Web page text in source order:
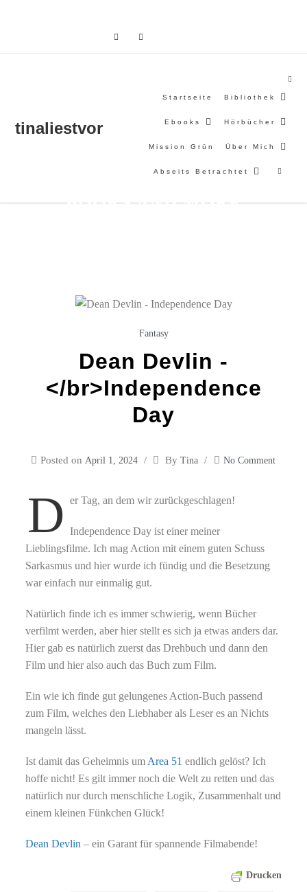
tinaliestvor
Startseite Bibliothek
Ebooks Hörbücher
Mission Grün Über Mich
Abseits Betrachtet
BOOKS AND MORE
Fantasy
Dean Devlin -
</br>Independence
Day
Posted on April 1, 2024 By Tina No Comment
D er Tag, an dem wir zurückgeschlagen!
Independence Day ist einer meiner
Lieblingsfilme. Ich mag Action mit einem guten Schuss
Sarkasmus und hier wurde ich fündig und die Besetzung
war einfach nur einmalig gut.
Natürlich finde ich es immer schwierig, wenn Bücher
verfilmt werden, aber hier stellt es sich ja etwas anders dar.
Hier gab es natürlich zuerst das Drehbuch und dann den
Film und hier also auch das Buch zum Film.
Ein wie ich finde gut gelungenes Action-Buch passend
zum Film, welches den Liebhaber als Leser es an Nichts
mangeln lässt.
Ist damit das Geheimnis um Area 51 endlich gelöst? Ich
hoffe nicht! Es gilt immer noch die Welt zu retten und das
natürlich nur durch menschliche Logik, Zusammenhalt und
einem kleinen Fünkchen Glück!
Dean Devlin – ein Garant für spannende Filmabende!
Drucken